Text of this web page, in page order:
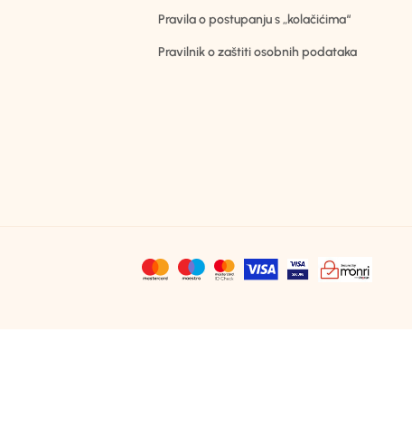
Pravila o postupanju s „kolačićima“
Pravilnik o zaštiti osobnih podataka